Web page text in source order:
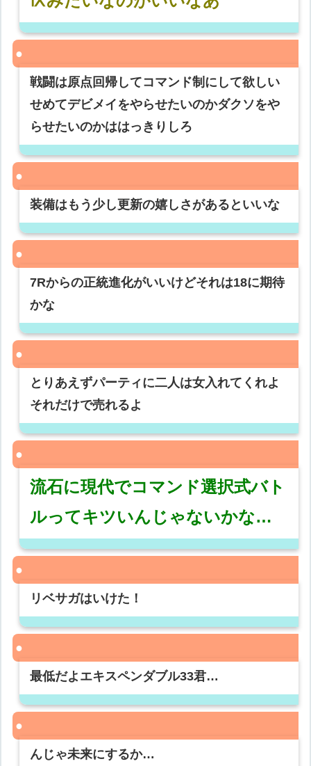
戦闘は原点回帰してコマンド制にして欲しい
せめてデビメイをやらせたいのかダクソをや
らせたいのかははっきりしろ
装備はもう少し更新の嬉しさがあるといいな
7Rからの正統進化がいいけどそれは18に期待
かな
とりあえずパーティに二人は女入れてくれよ
それだけで売れるよ
流石に現代でコマンド選択式バト
ルってキツいんじゃないかな…
リベサガはいけた！
最低だよエキスペンダブル33君…
んじゃ未来にするか…